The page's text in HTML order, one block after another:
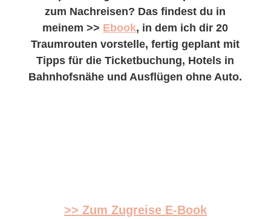
zum Nachreisen? Das findest du in
meinem >> Ebook, in dem ich dir 20
Traumrouten vorstelle, fertig geplant mit
Tipps für die Ticketbuchung, Hotels in
Bahnhofsnähe und Ausflügen ohne Auto.
>> Zum Zugreise E-Book